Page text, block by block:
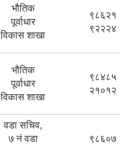
भौतिक
पूर्वाधार
विकास शाखा
९८६२१
९२२२४
भौतिक
पूर्वाधार
विकास शाखा
९८४८५
२१०१२
वडा सचिव,
७ नं वडा
९८६०७